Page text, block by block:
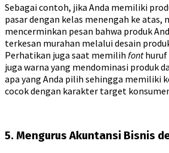
Sebagai contoh, jika Anda memiliki
pasar dengan kelas menengah ke atas,
mencerminkan pesan bahwa produk
terkesan murahan melalui desain
Perhatikan juga saat memilih fonthuruf
juga warna yang mendominasi produk
apa yang Anda pilih sehingga memiliki
cocok dengan karakter target
5. Mengurus Akuntansi Bisnis